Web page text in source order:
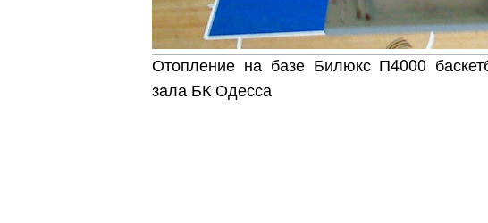
Отопление на базе Билюкс П4000
зала БК Одесса